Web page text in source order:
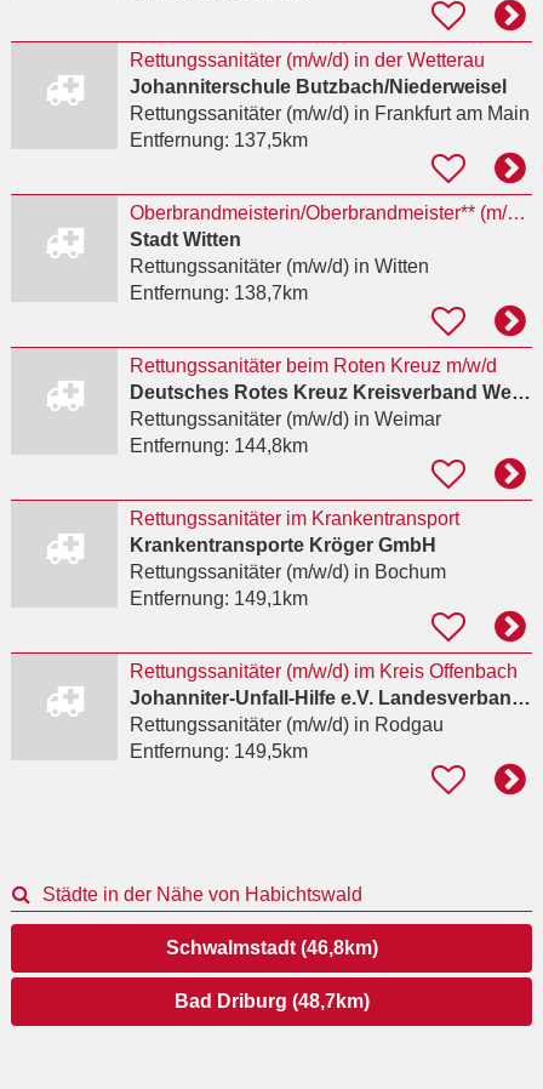
Rettungssanitäter (m/w/d) in der Wetterau
Johanniterschule Butzbach/Niederweisel
Rettungssanitäter (m/w/d)in Frankfurt am Main
Entfernung: 137,5km
Oberbrandmeisterin/Oberbrandmeister** (m/w/d)
Stadt Witten
Rettungssanitäter (m/w/d)in Witten
Entfernung: 138,7km
Rettungssanitäter beim Roten Kreuz m/w/d
Deutsches Rotes Kreuz Kreisverband Weimar e.V.
Rettungssanitäter (m/w/d)in Weimar
Entfernung: 144,8km
Rettungssanitäter im Krankentransport
Krankentransporte Kröger GmbH
Rettungssanitäter (m/w/d)in Bochum
Entfernung: 149,1km
Rettungssanitäter (m/w/d) im Kreis Offenbach
Johanniter-Unfall-Hilfe e.V. Landesverband Hessen/Rheinland-Pfalz/Saar
Rettungssanitäter (m/w/d)in Rodgau
Entfernung: 149,5km
Städte in der Nähe von Habichtswald
Schwalmstadt (46,8km)
Bad Driburg (48,7km)